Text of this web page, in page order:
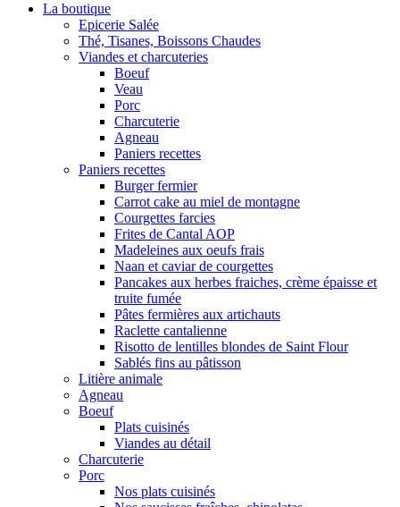
La boutique
Epicerie Salée
Thé, Tisanes, Boissons Chaudes
Viandes et charcuteries
Boeuf
Veau
Porc
Charcuterie
Agneau
Paniers recettes
Paniers recettes
Burger fermier
Carrot cake au miel de montagne
Courgettes farcies
Frites de Cantal AOP
Madeleines aux oeufs frais
Naan et caviar de courgettes
Pancakes aux herbes fraiches, crème épaisse et
truite fumée
Pâtes fermières aux artichauts
Raclette cantalienne
Risotto de lentilles blondes de Saint Flour
Sablés fins au pâtisson
Litière animale
Agneau
Boeuf
Plats cuisinés
Viandes au détail
Charcuterie
Porc
Nos plats cuisinés